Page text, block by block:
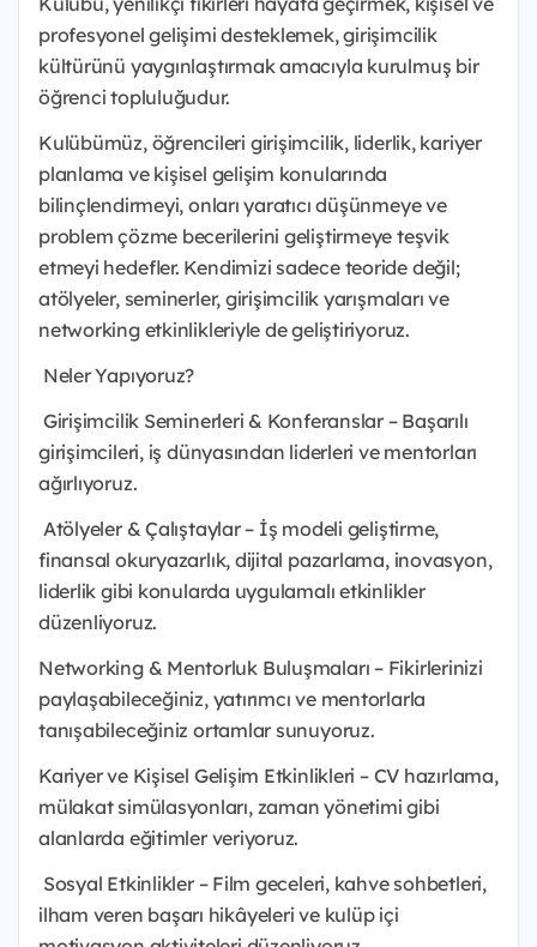
profesyonel gelişimi desteklemek, girişimcilik
kültürünü yaygınlaştırmak amacıyla kurulmuş bir
öğrenci topluluğudur.
Kulübümüz, öğrencileri girişimcilik, liderlik, kariyer
planlama ve kişisel gelişim konularında
bilinçlendirmeyi, onları yaratıcı düşünmeye ve
problem çözme becerilerini geliştirmeye teşvik
etmeyi hedefler. Kendimizi sadece teoride değil;
atölyeler, seminerler, girişimcilik yarışmaları ve
networking etkinlikleriyle de geliştiriyoruz.
Neler Yapıyoruz?
Girişimcilik Seminerleri & Konferanslar – Başarılı
girişimcileri, iş dünyasından liderleri ve mentorları
ağırlıyoruz.
Atölyeler & Çalıştaylar – İş modeli geliştirme,
finansal okuryazarlık, dijital pazarlama, inovasyon,
liderlik gibi konularda uygulamalı etkinlikler
düzenliyoruz.
Networking & Mentorluk Buluşmaları – Fikirlerinizi
paylaşabileceğiniz, yatırımcı ve mentorlarla
tanışabileceğiniz ortamlar sunuyoruz.
Kariyer ve Kişisel Gelişim Etkinlikleri – CV hazırlama,
mülakat simülasyonları, zaman yönetimi gibi
alanlarda eğitimler veriyoruz.
Sosyal Etkinlikler – Film geceleri, kahve sohbetleri,
ilham veren başarı hikâyeleri ve kulüp içi